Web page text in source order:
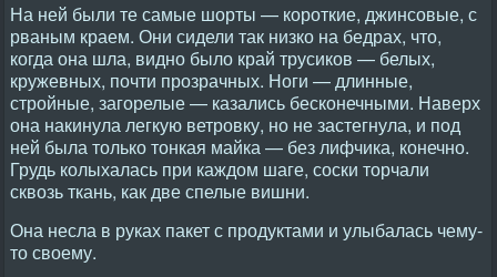
На ней были те самые шорты — короткие, джинсовые, с
рваным краем. Они сидели так низко на бедрах, что,
когда она шла, видно было край трусиков — белых,
кружевных, почти прозрачных. Ноги — длинные,
стройные, загорелые — казались бесконечными. Наверх
она накинула легкую ветровку, но не застегнула, и под
ней была только тонкая майка — без лифчика, конечно.
Грудь колыхалась при каждом шаге, соски торчали
сквозь ткань, как две спелые вишни.
Она несла в руках пакет с продуктами и улыбалась чему-
то своему.